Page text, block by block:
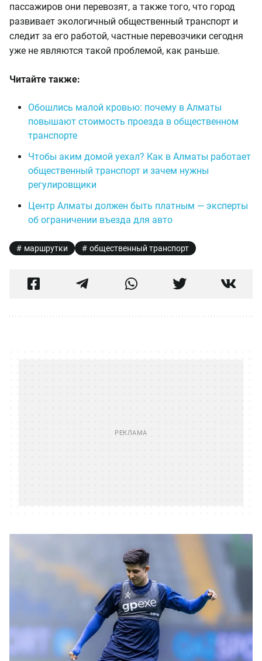
пассажиров они перевозят, а также того, что город
развивает экологичный общественный транспорт и
следит за его работой, частные перевозчики сегодня
уже не являются такой проблемой, как раньше.
Читайте также:
Обошлись малой кровью: почему в Алматы
повышают стоимость проезда в общественном
транспорте
Чтобы аким домой уехал? Как в Алматы работает
общественный транспорт и зачем нужны
регулировщики
Центр Алматы должен быть платным — эксперты
об ограничении въезда для авто
маршрутки общественный транспорт